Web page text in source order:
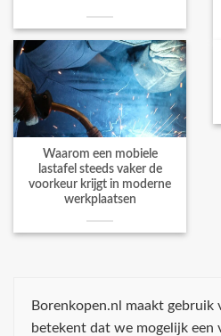
Waarom een mobiele
lastafel steeds vaker de
voorkeur krijgt in moderne
werkplaatsen
Borenkopen.nl maakt
betekent dat we mogelijk een